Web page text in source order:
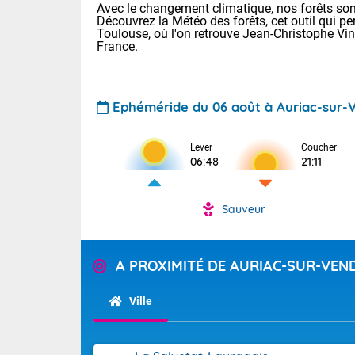
Pour la
Tendance
Avec le changement climatique, nos forêts
Découvrez la Météo des forêts, cet outil qui
Toulouse, où l'on retrouve Jean-Christophe
France.
Ephéméride du 06 août à Auriac-sur-
Lever
06:48
Coucher
21:11
Sauveur
A PROXIMITÉ DE AURIAC-SUR-
Ville
Voici les
22/13 Paris :
Clermont-
Limoges :
Lille : 24/12
Calme,
territoire. On